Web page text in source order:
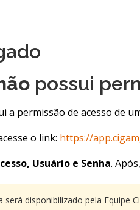
possui
a permissão de acesso de
o link: https://
Usuário e Senha.
disponibilizado pela Equipe